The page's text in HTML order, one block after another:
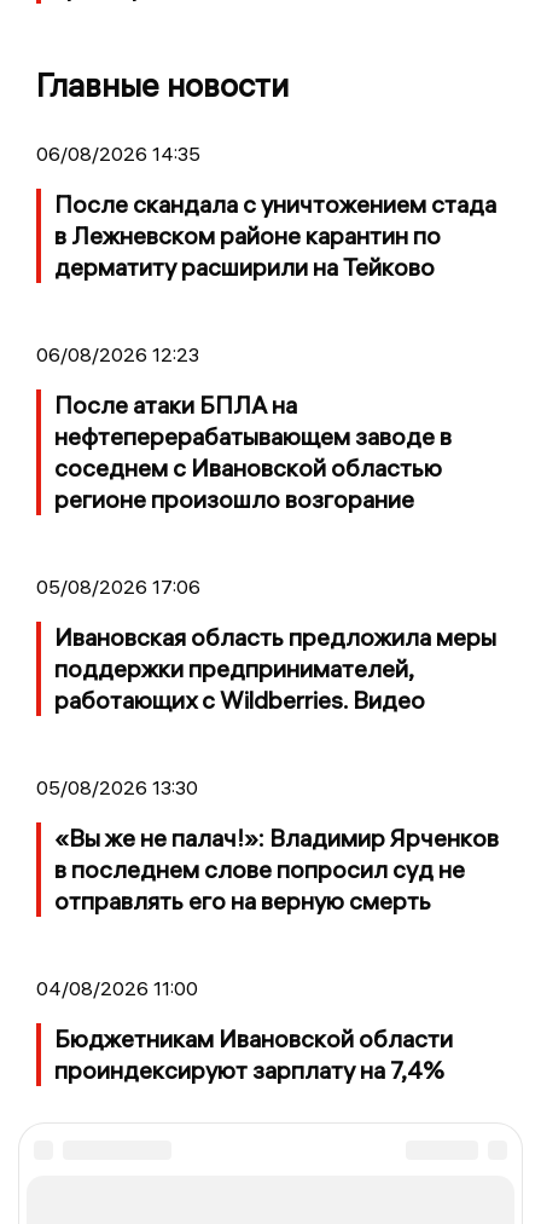
Главные новости
06/08/2026 14:35
После скандала с уничтожением стада
в Лежневском районе карантин по
дерматиту расширили на Тейково
06/08/2026 12:23
После атаки БПЛА на
нефтеперерабатывающем заводе в
соседнем с Ивановской областью
регионе произошло возгорание
05/08/2026 17:06
Ивановская область предложила меры
поддержки предпринимателей,
работающих с Wildberries. Видео
05/08/2026 13:30
«Вы же не палач!»: Владимир Ярченков
в последнем слове попросил суд не
отправлять его на верную смерть
04/08/2026 11:00
Бюджетникам Ивановской области
проиндексируют зарплату на 7,4%